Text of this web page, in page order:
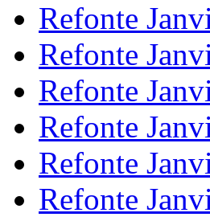
Refonte
Refonte
Refonte
Refonte
Refonte
Refonte